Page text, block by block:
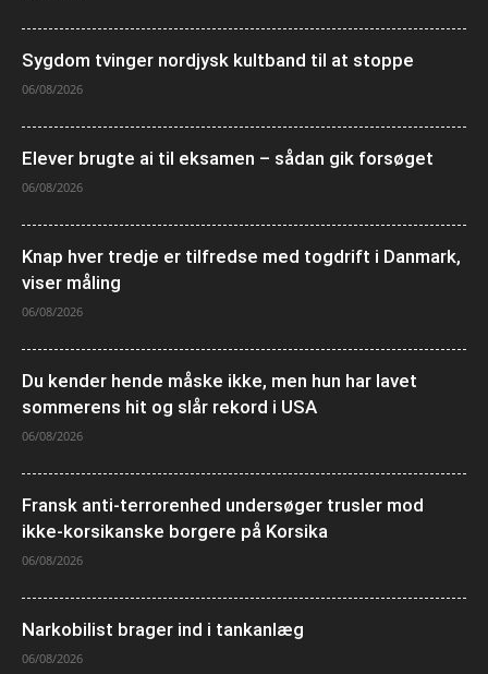
Sygdom tvinger nordjysk kultband til at stoppe
06/08/2026
Elever brugte ai til eksamen – sådan gik forsøget
06/08/2026
Knap hver tredje er tilfredse med togdrift i Danmark,
viser måling
06/08/2026
Du kender hende måske ikke, men hun har lavet
sommerens hit og slår rekord i USA
06/08/2026
Fransk anti-terrorenhed undersøger trusler mod
ikke-korsikanske borgere på Korsika
06/08/2026
Narkobilist brager ind i tankanlæg
06/08/2026